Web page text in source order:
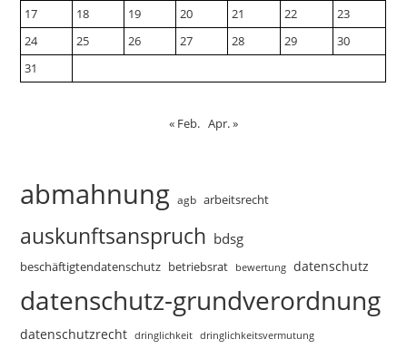
17
18 19 20 21 22
23
24
25 26 27 28 29
30
31
« Feb. Apr. »
abmahnung agb arbeitsrecht
auskunftsanspruch bdsg
beschäftigtendatenschutz betriebsrat bewertung datenschutz
datenschutz-grundverordnung
datenschutzrecht dringlichkeit dringlichkeitsvermutung